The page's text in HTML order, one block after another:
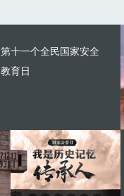
第十一个全民国家安全
教育日